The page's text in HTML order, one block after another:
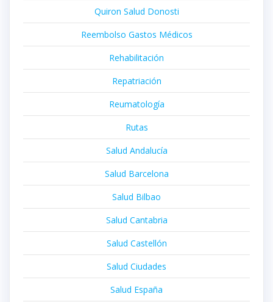
Quiron Salud Donosti
Reembolso Gastos Médicos
Rehabilitación
Repatriación
Reumatología
Rutas
Salud Andalucía
Salud Barcelona
Salud Bilbao
Salud Cantabria
Salud Castellón
Salud Ciudades
Salud España